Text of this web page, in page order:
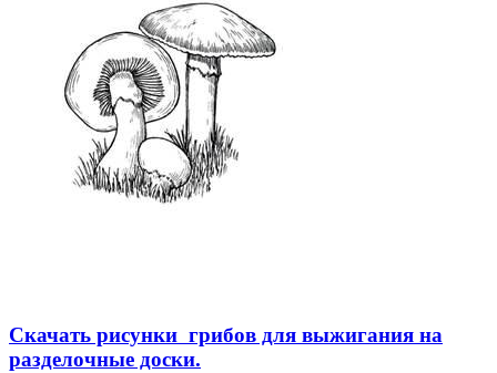
Скачать рисунки грибов для выжигания на
разделочные доски.